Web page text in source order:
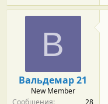
В
Вальдемар 21
New Member
Сообщения
28